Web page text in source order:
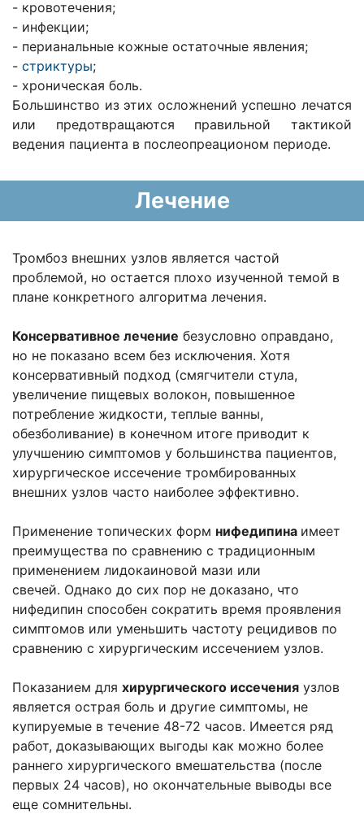
- кровотечения;
- инфекции;
- перианальные кожные остаточные явления;
- стриктуры;
- хроническая боль.
Большинство из этих осложнений успешно лечатся
или предотвращаются правильной тактикой
ведения пациента в послеопреационом периоде.
Лечение
Тромбоз внешних узлов является частой
проблемой, но остается плохо изученной темой в
плане конкретного алгоритма лечения.
Консервативное лечение безусловно оправдано,
но не показано всем без исключения. Хотя
консервативный подход (смягчители стула,
увеличение пищевых волокон, повышенное
потребление жидкости, теплые ванны,
обезболивание) в конечном итоге приводит к
улучшению симптомов у большинства пациентов,
хирургическое иссечение тромбированных
внешних узлов часто наиболее эффективно.
Применение топических форм нифедипина имеет
преимущества по сравнению с традиционным
применением лидокаиновой мази или
свечей. Однако до сих пор не доказано, что
нифедипин способен сократить время проявления
симптомов или уменьшить частоту рецидивов по
сравнению с хирургическим иссечением узлов.
Показанием для хирургического иссечения узлов
является острая боль и другие симптомы, не
купируемые в течение 48-72 часов. Имеется ряд
работ, доказывающих выгоды как можно более
раннего хирургического вмешательства (после
первых 24 часов), но окончательные выводы все
еще сомнительны.